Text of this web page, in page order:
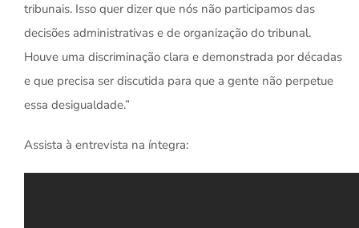
tribunais. Isso quer dizer que nós não participamos das
decisões administrativas e de organização do tribunal.
Houve uma discriminação clara e demonstrada por décadas
e que precisa ser discutida para que a gente não perpetue
essa desigualdade.”
Assista à entrevista na íntegra: